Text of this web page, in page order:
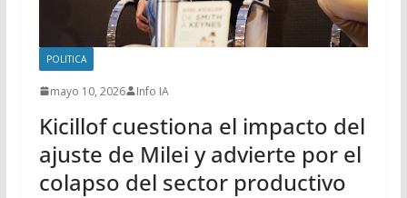
POLITICA
mayo 10, 2026 Info IA
Kicillof cuestiona el impacto del
ajuste de Milei y advierte por el
colapso del sector productivo